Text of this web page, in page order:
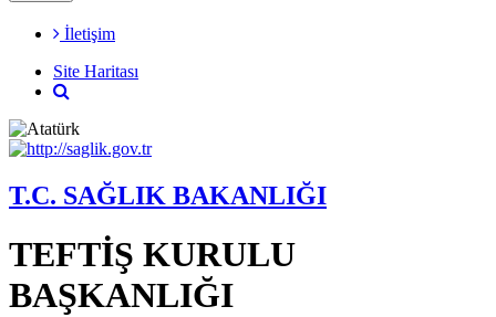
İletişim
Site Haritası
T.C. SAĞLIK BAKANLIĞI
TEFTİŞ KURULU
BAŞKANLIĞI